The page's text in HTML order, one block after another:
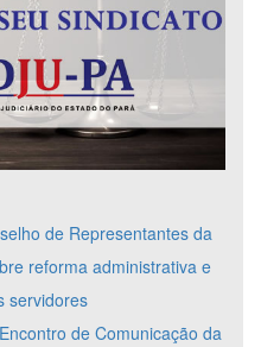
de Representantes da
reforma administrativa e
servidores
de Comunicação da